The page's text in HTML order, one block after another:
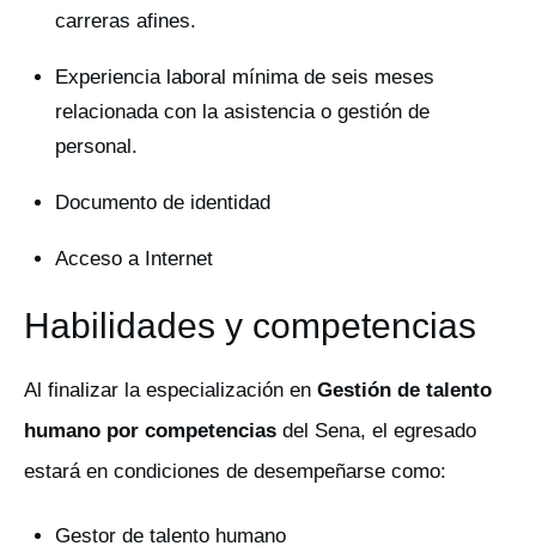
carreras afines.
Experiencia laboral mínima de seis meses
relacionada con la asistencia o gestión de
personal.
Documento de identidad
Acceso a Internet
Habilidades y competencias
Al finalizar la especialización en Gestión de talento
humano por competencias del Sena, el egresado
estará en condiciones de desempeñarse como:
Gestor de talento humano